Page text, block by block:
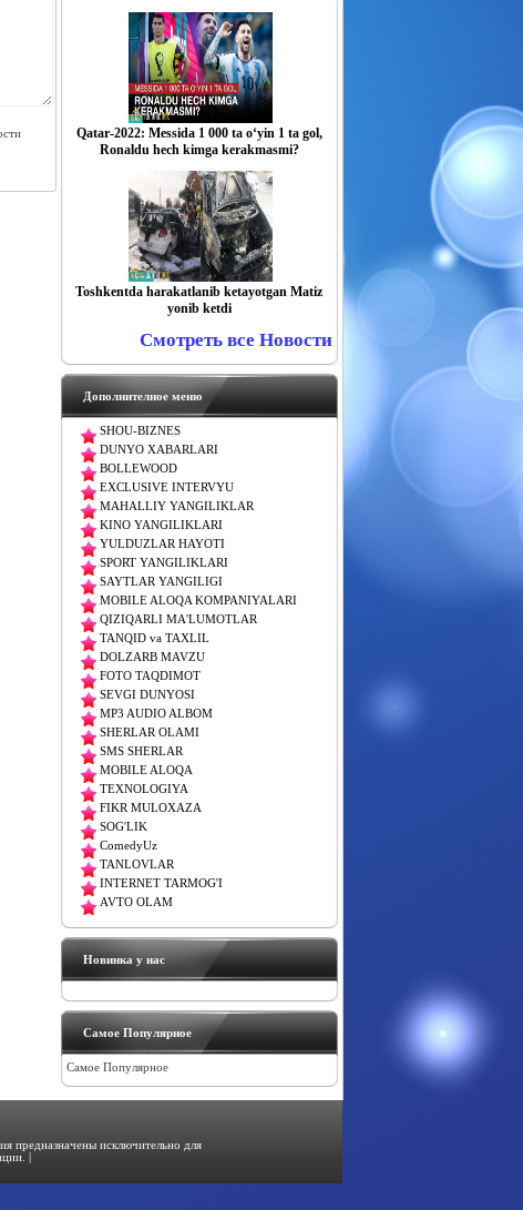
Qatar-2022: Messida 1 000 ta o‘yin 1 ta gol,
Ronaldu hech kimga kerakmasmi?
Toshkentda harakatlanib ketayotgan Matiz
yonib ketdi
Смотреть все Новости
Дополнителное меню
SHOU-BIZNES
DUNYO XABARLARI
BOLLEWOOD
EXCLUSIVE INTERVYU
MAHALLIY YANGILIKLAR
KINO YANGILIKLARI
YULDUZLAR HAYOTI
SPORT YANGILIKLARI
SAYTLAR YANGILIGI
MOBILE ALOQA KOMPANIYALARI
QIZIQARLI MA'LUMOTLAR
TANQID va TAXLIL
DOLZARB MAVZU
FOTO TAQDIMOT
SEVGI DUNYOSI
MP3 AUDIO ALBOM
SHERLAR OLAMI
SMS SHERLAR
MOBILE ALOQA
TEXNOLOGIYA
FIKR MULOXAZA
SOG'LIK
ComedyUz
TANLOVLAR
INTERNET TARMOG'I
AVTO OLAM
Новинка у нас
Самое Популярное
Самое Популярное
предназначены исключительно для
|